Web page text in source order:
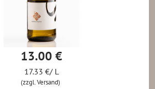
13.00 €
17.33 €/ L
(zzgl. Versand)